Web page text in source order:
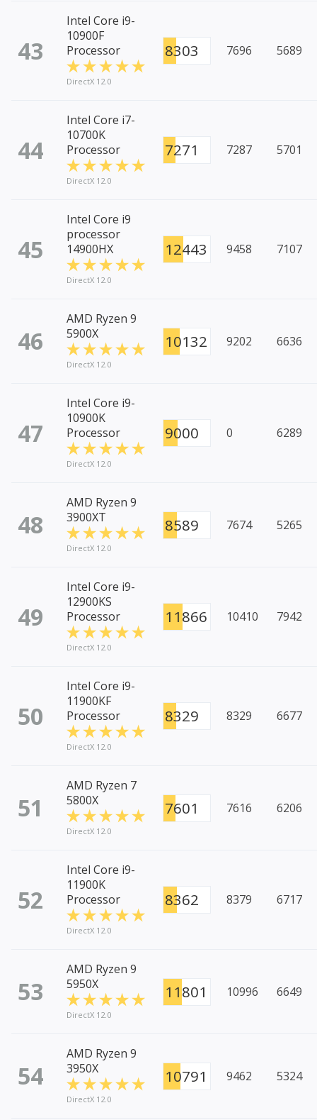
43
Intel Core i9-
10900F
Processor
DirectX 12.0
8303 7696 5689
44
Intel Core i7-
10700K
Processor
DirectX 12.0
7271 7287 5701
45
Intel Core i9
processor
14900HX
DirectX 12.0
12443 9458 7107
46
AMD Ryzen 9
5900X
DirectX 12.0
10132 9202 6636
47
Intel Core i9-
10900K
Processor
DirectX 12.0
9000 0 6289
48
AMD Ryzen 9
3900XT
DirectX 12.0
8589 7674 5265
49
Intel Core i9-
12900KS
Processor
DirectX 12.0
11866 10410 7942
50
Intel Core i9-
11900KF
Processor
DirectX 12.0
8329 8329 6677
51
AMD Ryzen 7
5800X
DirectX 12.0
7601 7616 6206
52
Intel Core i9-
11900K
Processor
DirectX 12.0
8362 8379 6717
53
AMD Ryzen 9
5950X
DirectX 12.0
11801 10996 6649
54
AMD Ryzen 9
3950X
DirectX 12.0
10791 9462 5324